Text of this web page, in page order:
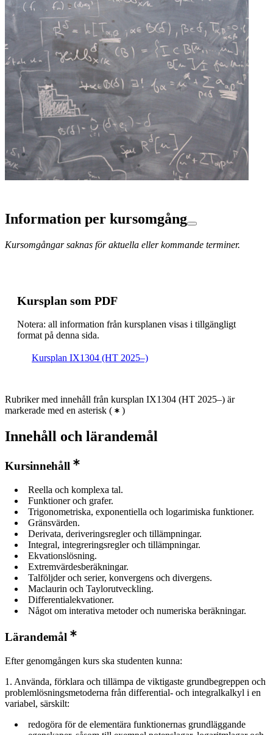
Information per kursomgång
Kursomgångar saknas för aktuella eller kommande terminer.
Kursplan som PDF
Notera: all information från kursplanen visas i tillgängligt
format på denna sida.
Kursplan IX1304 (HT 2025–)
Rubriker med innehåll från kursplan IX1304 (HT 2025–) är
markerade med en asterisk ( )
Innehåll och lärandemål
Kursinnehåll
Reella och komplexa tal.
Funktioner och grafer.
Trigonometriska, exponentiella och logarimiska funktioner.
Gränsvärden.
Derivata, deriveringsregler och tillämpningar.
Integral, integreringsregler och tillämpningar.
Ekvationslösning.
Extremvärdesberäkningar.
Talföljder och serier, konvergens och divergens.
Maclaurin och Taylorutveckling.
Differentialekvationer.
Något om interativa metoder och numeriska beräkningar.
Lärandemål
Efter genomgången kurs ska studenten kunna:
1. Använda, förklara och tillämpa de viktigaste grundbegreppen och
problemlösningsmetoderna från differential- och integralkalkyl i en
variabel, särskilt:
redogöra för de elementära funktionernas grundläggande